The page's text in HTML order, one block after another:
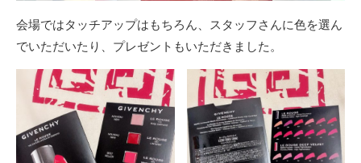
会場ではタッチアップはもちろん、スタッフさんに色を選ん
でいただいたり、プレゼントもいただきました。